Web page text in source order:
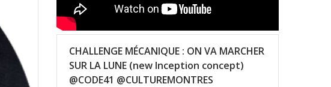
CHALLENGE MÉCANIQUE : ON VA MARCHER
SUR LA LUNE (new Inception concept)
@CODE41 @CULTUREMONTRES